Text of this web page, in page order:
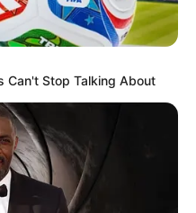
Football Fan